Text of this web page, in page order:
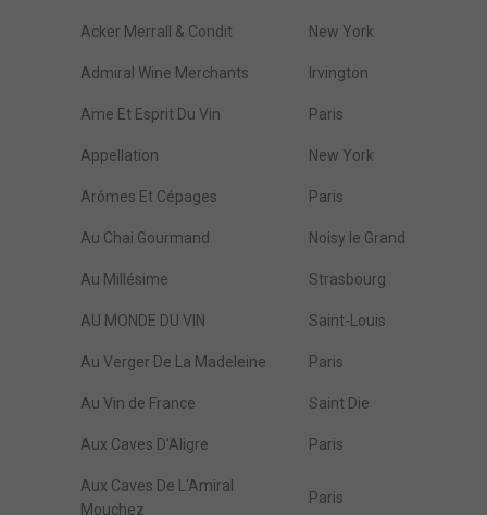
Acker Merrall & Condit New York
Admiral Wine Merchants Irvington
Ame Et Esprit Du Vin Paris
Appellation New York
Arômes Et Cépages Paris
Au Chai Gourmand Noisy le Grand
Au Millésime Strasbourg
AU MONDE DU VIN Saint-Louis
Au Verger De La Madeleine Paris
Au Vin de France Saint Die
Aux Caves D'Aligre Paris
Aux Caves De L'Amiral
Mouchez
Paris